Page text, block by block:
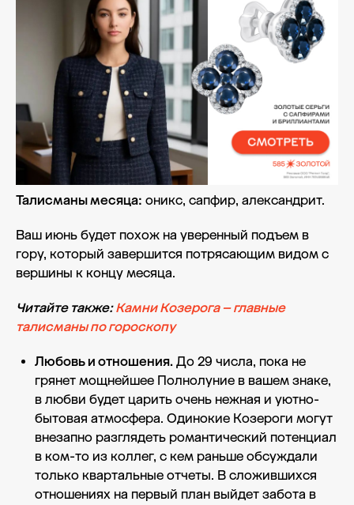
Талисманы месяца: оникс, сапфир, александрит.
Ваш июнь будет похож на уверенный подъем в
гору, который завершится потрясающим видом с
вершины к концу месяца.
Читайте также:Камни Козерога – главные
талисманы по гороскопу
Любовь и отношения. До 29 числа, пока не
грянет мощнейшее Полнолуние в вашем знаке,
в любви будет царить очень нежная и уютно-
бытовая атмосфера. Одинокие Козероги могут
внезапно разглядеть романтический потенциал
в ком-то из коллег, с кем раньше обсуждали
только квартальные отчеты. В сложившихся
отношениях на первый план выйдет забота в